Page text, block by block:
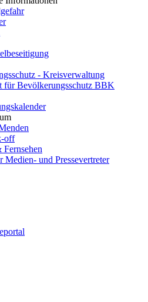
- Kreisverwaltung
für Bevölkerungsschutz BBK
off
Medien- und Pressevertreter